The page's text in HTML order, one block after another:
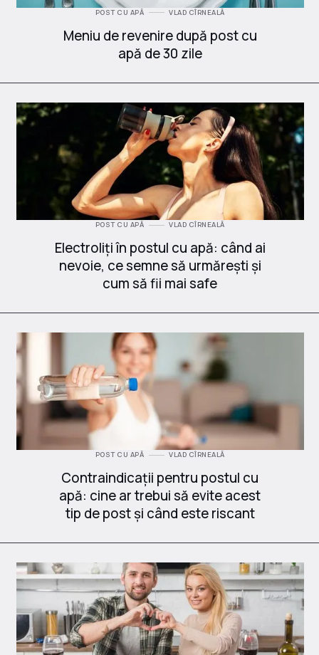
POST CU APĂ VLAD CÎRNEALĂ
Meniu de revenire după post cu
apă de 30 zile
POST CU APĂ VLAD CÎRNEALĂ
Electroliți în postul cu apă: când ai
nevoie, ce semne să urmărești și
cum să fii mai safe
POST CU APĂ VLAD CÎRNEALĂ
Contraindicații pentru postul cu
apă: cine ar trebui să evite acest
tip de post și când este riscant